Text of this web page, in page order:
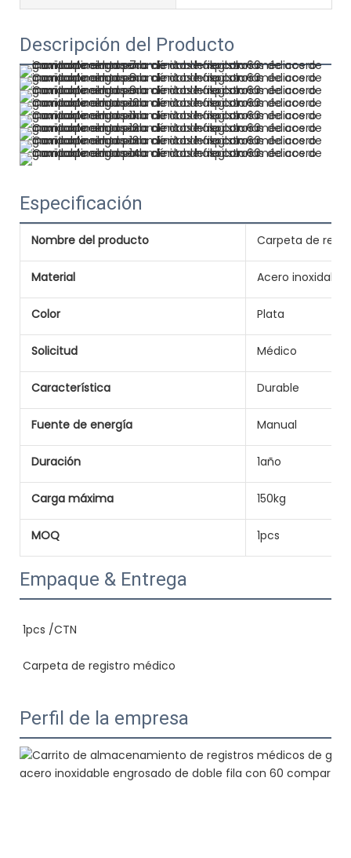
Descripción del Producto
Especificación
Nombre del producto Carpeta de
Material Acero inoxidable
Color Plata
Solicitud Médico
Característica Durable
Fuente de energía Manual
Duración 1año
Carga máxima 150kg
MOQ 1pcs
Empaque & Entrega
Perfil de la empresa